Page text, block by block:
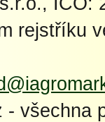
rejstříku
všechna